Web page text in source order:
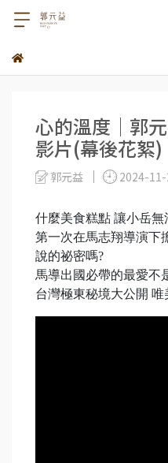
心的溫度│郭
影片(幕後花絮)
郭元益 2024-
什麼美食糕點 讓小岳無
第一次在馬志翔導演下
說的祕密嗎?
馬導出國必帶的最愛不
台灣極東秘境大公開